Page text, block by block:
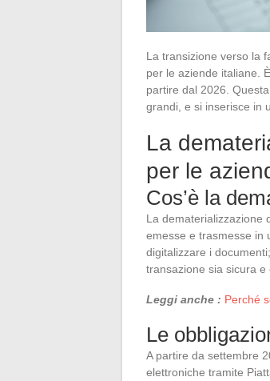
La transizione verso la
per le aziende italiane.
partire dal 2026.
grandi, e si inserisce in
La
per le
Cos’è la
La dematerializzazione
emesse e trasmesse in
digitalizzare i
transazione sia sicura e
Leggi anche : Perché
Le
A partire da settembre
elettroniche tramite